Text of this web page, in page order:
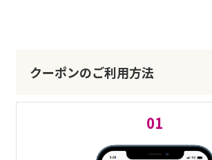
クーポンのご利用方法
01